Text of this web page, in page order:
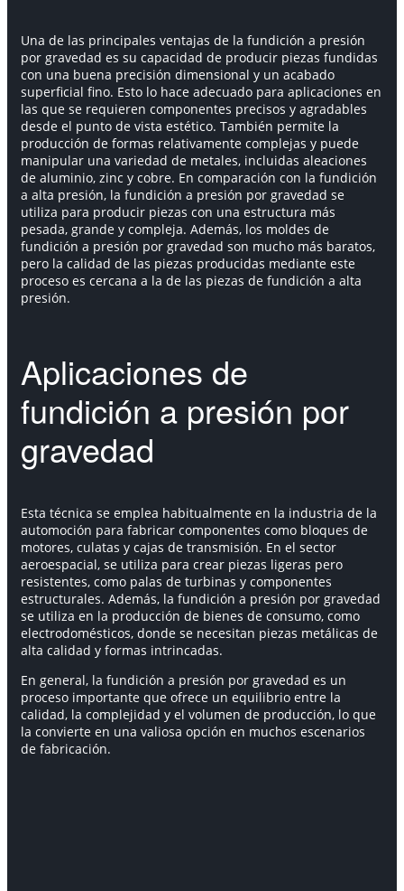
Una de las principales ventajas de la fundición a presión
por gravedad es su capacidad de producir piezas fundidas
con una buena precisión dimensional y un acabado
superficial fino. Esto lo hace adecuado para aplicaciones en
las que se requieren componentes precisos y agradables
desde el punto de vista estético. También permite la
producción de formas relativamente complejas y puede
manipular una variedad de metales, incluidas aleaciones
de aluminio, zinc y cobre. En comparación con la fundición
a alta presión, la fundición a presión por gravedad se
utiliza para producir piezas con una estructura más
pesada, grande y compleja. Además, los moldes de
fundición a presión por gravedad son mucho más baratos,
pero la calidad de las piezas producidas mediante este
proceso es cercana a la de las piezas de fundición a alta
presión.
Aplicaciones de
fundición a presión por
gravedad
Esta técnica se emplea habitualmente en la industria de la
automoción para fabricar componentes como bloques de
motores, culatas y cajas de transmisión. En el sector
aeroespacial, se utiliza para crear piezas ligeras pero
resistentes, como palas de turbinas y componentes
estructurales. Además, la fundición a presión por gravedad
se utiliza en la producción de bienes de consumo, como
electrodomésticos, donde se necesitan piezas metálicas de
alta calidad y formas intrincadas.
En general, la fundición a presión por gravedad es un
proceso importante que ofrece un equilibrio entre la
calidad, la complejidad y el volumen de producción, lo que
la convierte en una valiosa opción en muchos escenarios
de fabricación.